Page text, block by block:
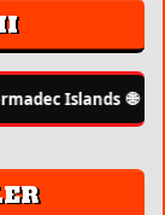
Islands 🌐 6.3